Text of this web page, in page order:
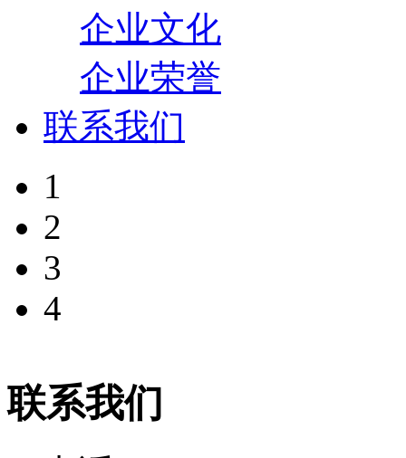
企业文化
企业荣誉
联系我们
1
2
3
4
联系我们